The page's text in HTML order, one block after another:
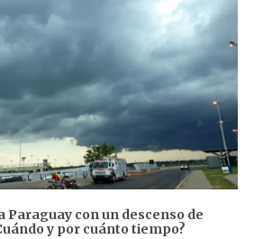
Paraguay con un descenso de
y por cuánto tiempo?